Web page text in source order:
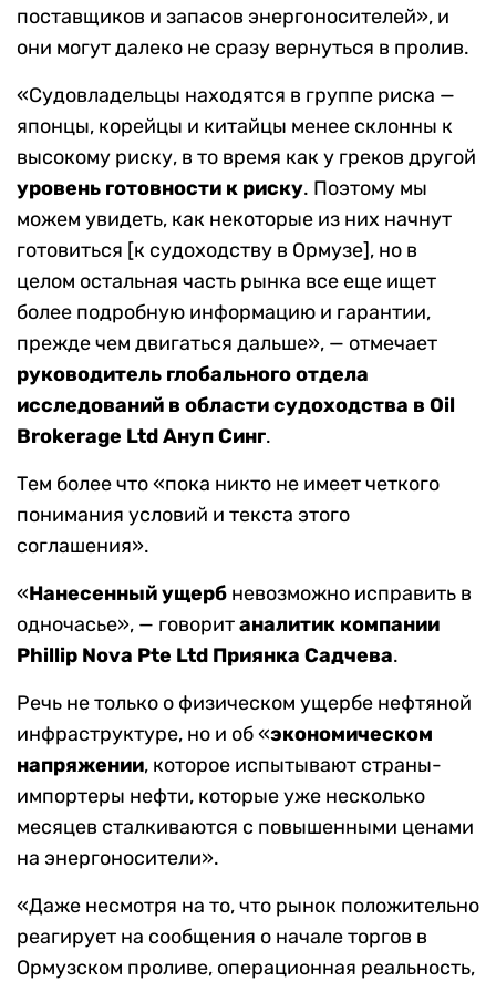
поставщиков и запасов энергоносителей», и
они могут далеко не сразу вернуться в пролив.
«Судовладельцы находятся в группе риска —
японцы, корейцы и китайцы менее склонны к
высокому риску, в то время как у греков другой
уровень готовности к риску. Поэтому мы
можем увидеть, как некоторые из них начнут
готовиться [к судоходству в Ормузе], но в
целом остальная часть рынка все еще ищет
более подробную информацию и гарантии,
прежде чем двигаться дальше», — отмечает
руководитель глобального отдела
исследований в области судоходства в Oil
Brokerage Ltd Ануп Синг.
Тем более что «пока никто не имеет четкого
понимания условий и текста этого
соглашения».
«Нанесенный ущерб невозможно исправить в
одночасье», — говоританалитик компании
Phillip Nova Pte Ltd Приянка Садчева.
Речь не только о физическом ущербе нефтяной
инфраструктуре, но и об «экономическом
напряжении, которое испытывают страны-
импортеры нефти, которые уже несколько
месяцев сталкиваются с повышенными ценами
на энергоносители».
«Даже несмотря на то, что рынок положительно
реагирует на сообщения о начале торгов в
Ормузском проливе, операционная реальность,